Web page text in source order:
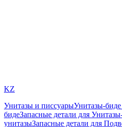
KZ
Унитазы и писсуарыУнитазы-
бидеЗапасные детали для
унитазыЗапасные детали для